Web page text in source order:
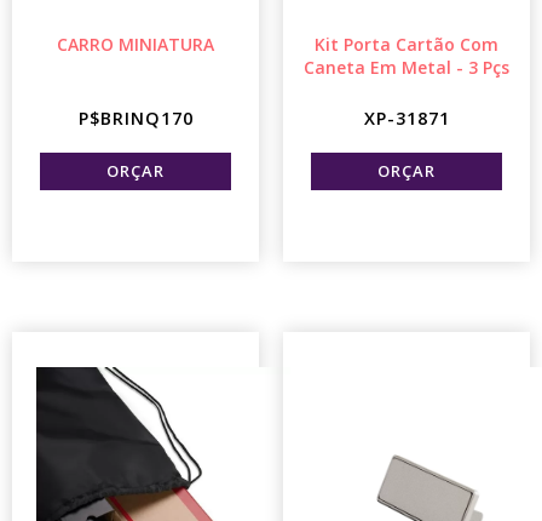
CARRO MINIATURA
P$BRINQ170
Kit Porta Cartão Com
Caneta Em Metal - 3 Pçs
XP-31871